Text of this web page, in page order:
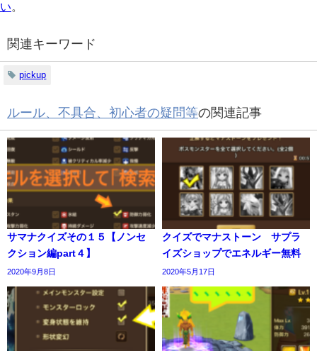
い。
関連キーワード
pickup
ルール、不具合、初心者の疑問等の関連記事
サマナクイズその１５【ノンセ
クション編part４】
2020年9月8日
クイズでマナストーン サプラ
イズショップでエネルギー無料
2020年5月17日